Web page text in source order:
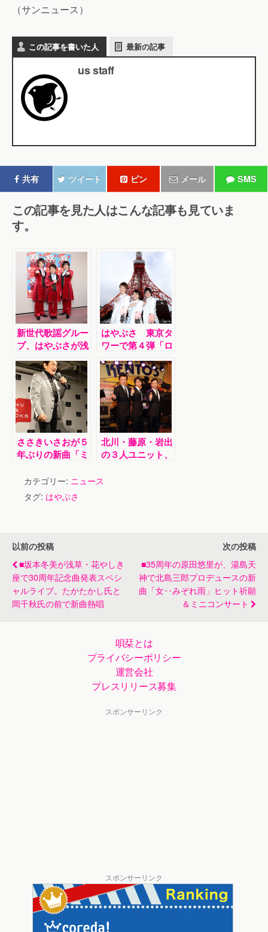
（サンニュース）
この記事を書いた人 最新の記事
us staff
共有 ツイート ピン メール SMS
この記事を見た人はこんな記事も見ていま
す。
新世代歌謡グルー
プ、はやぶさが浅
草公会堂で初めて
のコンサート。サ
プライズで第２弾
コンサートが決
定！
はやぶさ 東京タ
ワーで第４弾「ロ
マンティック東
京」発売記念イベ
ント
ささきいさおが５
年ぶりの新曲「ミ
ンジャー～」発売
記念イベント
北川・藤原・岩出
の３人ユニット、
ズが新曲「涙のロ
カテゴリー: ニュース
タグ: はやぶさ
以前の投稿
■坂本冬美が浅草・花やしき
座で30周年記念曲発表スペシ
ャルライブ。たかたかし氏と
岡千秋氏の前で新曲熱唱
次の投稿
■35周年の原田悠里が、湯島天
神で北島三郎プロデュースの新
曲「女‥みぞれ雨」ヒット祈願
＆ミニコンサート
唄栞とは
プライバシーポリシー
運営会社
プレスリリース募集
スポンサーリンク
スポンサーリンク